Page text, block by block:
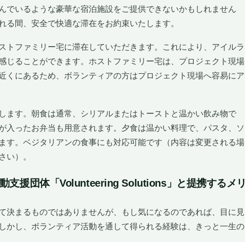
でいるような豪華な宿泊施設をご提供できないかもしれません
間、安全で快適な滞在をお約束いたします。
トファミリー宅に滞在していただきます。これにより、アイルラ
じることができます。ホストファミリー宅は、プロジェクト現場
くにあるため、ボランティアの方はプロジェクト現場へ容易にア
ます。朝食は通常、シリアルまたはトーストと温かい飲み物で
入ったお弁当も用意されます。夕食は温かい料理で、パスタ、ソ
す。ベジタリアンの食事にも対応可能です（内容は変更される場
い）。
支援団体「Volunteering Solutions」と提携するメリ
決まるものではありませんが、もし気になるのであれば、目に見
かし、ボランティア活動を通して得られる経験は、きっと一生の